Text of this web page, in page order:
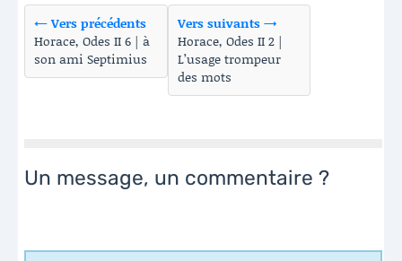
← Vers précédents
Horace, Odes II 6 | à
son ami Septimius
Vers suivants →
Horace, Odes II 2 |
L’usage trompeur
des mots
Un message, un commentaire ?